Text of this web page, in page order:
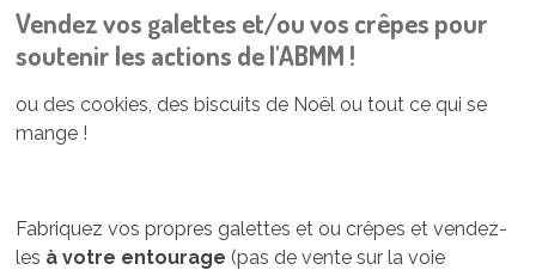
Vendez vos galettes et/ou vos crêpes pour
soutenir les actions de l'ABMM !
ou des cookies, des biscuits de Noël ou tout ce qui se
mange !
Fabriquez vos propres galettes et ou crêpes et vendez-
les à votre entourage (pas de vente sur la voie